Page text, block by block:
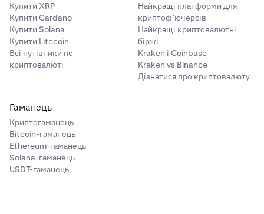
Купити XRP
Купити Cardano
Купити Solana
Купити Litecoin
Всі путівники по
криптовалюті
Найкращі платформи для
криптоф’ючерсів
Найкращі криптовалютні
біржі
Kraken і Coinbase
Kraken vs Binance
Дізнатися про криптовалюту
Гаманець
Криптогаманець
Bitcoin-гаманець
Ethereum-гаманець
Solana-гаманець
USDT-гаманець